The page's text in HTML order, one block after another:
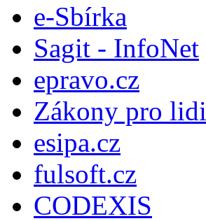
e-Sbírka
Sagit - InfoNet
epravo.cz
Zákony pro lidi
esipa.cz
fulsoft.cz
CODEXIS